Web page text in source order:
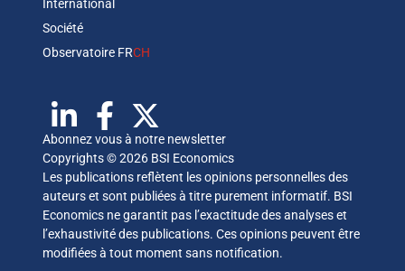
International
Société
Observatoire FRCH
Abonnez vous à notre newsletter
Copyrights © 2026 BSI Economics
Les publications reflètent les opinions personnelles des
auteurs et sont publiées à titre purement informatif. BSI
Economics ne garantit pas l’exactitude des analyses et
l’exhaustivité des publications. Ces opinions peuvent être
modifiées à tout moment sans notification.